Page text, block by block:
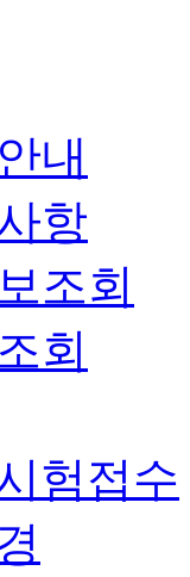
내
항
조회
회
험접수